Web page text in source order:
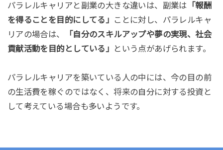
パラレルキャリアと副業の大きな違いは、副業は
「報酬
を得ることを目的にしてる」
ことに対し、パラレルキャ
リアの場合は、
「自分のスキルアップや夢の実現、社会
貢献活動を目的としている」
という点があげられます。
パラレルキャリアを築いている人の中には、今の目の前
の生活費を稼ぐのではなく、将来の自分に対する投資と
して考えている場合も多いようです。